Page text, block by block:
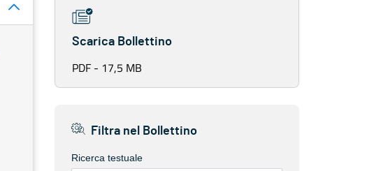
Scarica Bollettino
PDF - 17,5 MB
Filtra nel Bollettino
Ricerca testuale